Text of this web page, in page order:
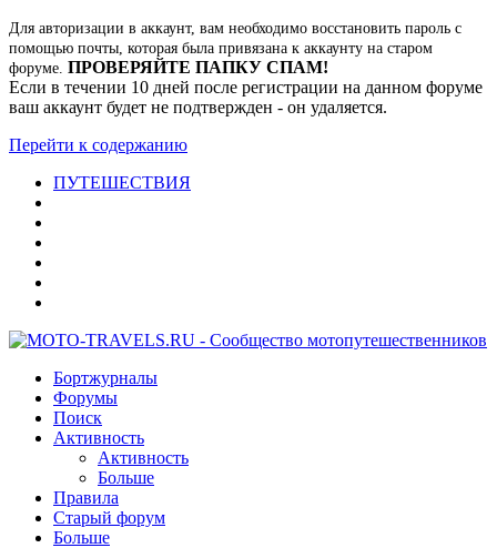
Для авторизации в аккаунт, вам необходимо восстановить пароль с
помощью почты, которая была привязана к аккаунту на старом
форуме. ПРОВЕРЯЙТЕ ПАПКУ СПАМ!
Если в течении 10 дней после регистрации на данном форуме
ваш аккаунт будет не подтвержден - он удаляется.
Перейти к содержанию
ПУТЕШЕСТВИЯ
Бортжурналы
Форумы
Поиск
Активность
Активность
Больше
Правила
Старый форум
Больше